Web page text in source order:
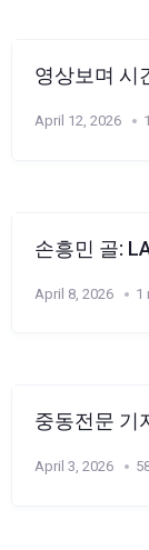
영상보며 시
April 12, 2026
손흥민 골:
April 8, 2026 1
중동전문 기
April 3, 2026